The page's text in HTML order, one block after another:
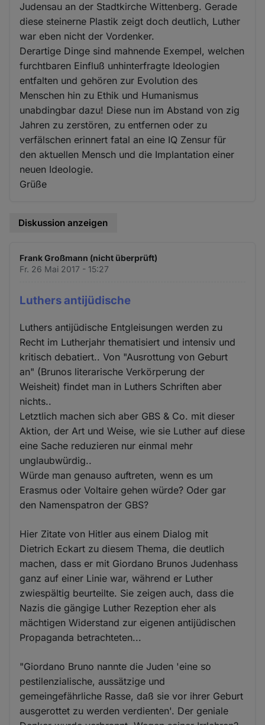
Judensau an der Stadtkirche Wittenberg. Gerade
diese steinerne Plastik zeigt doch deutlich, Luther
war eben nicht der Vordenker.
Derartige Dinge sind mahnende Exempel, welchen
furchtbaren Einfluß unhinterfragte Ideologien
entfalten und gehören zur Evolution des
Menschen hin zu Ethik und Humanismus
unabdingbar dazu! Diese nun im Abstand von zig
Jahren zu zerstören, zu entfernen oder zu
verfälschen erinnert fatal an eine IQ Zensur für
den aktuellen Mensch und die Implantation einer
neuen Ideologie.
Grüße
Diskussion anzeigen
Frank Großmann (nicht überprüft)
Fr. 26 Mai 2017 - 15:27
Luthers antijüdische
Luthers antijüdische Entgleisungen werden zu
Recht im Lutherjahr thematisiert und intensiv und
kritisch debatiert.. Von "Ausrottung von Geburt
an" (Brunos literarische Verkörperung der
Weisheit) findet man in Luthers Schriften aber
nichts..
Letztlich machen sich aber GBS & Co. mit dieser
Aktion, der Art und Weise, wie sie Luther auf diese
eine Sache reduzieren nur einmal mehr
unglaubwürdig..
Würde man genauso auftreten, wenn es um
Erasmus oder Voltaire gehen würde? Oder gar
den Namenspatron der GBS?
Hier Zitate von Hitler aus einem Dialog mit
Dietrich Eckart zu diesem Thema, die deutlich
machen, dass er mit Giordano Brunos Judenhass
ganz auf einer Linie war, während er Luther
zwiespältig beurteilte. Sie zeigen auch, dass die
Nazis die gängige Luther Rezeption eher als
mächtigen Widerstand zur eigenen antijüdischen
Propaganda betrachteten...
"Giordano Bruno nannte die Juden 'eine so
pestilenzialische, aussätzige und
gemeingefährliche Rasse, daß sie vor ihrer Geburt
ausgerottet zu werden verdienten'. Der geniale